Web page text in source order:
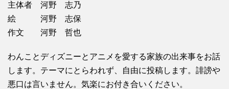
主体者 河野 志乃
絵 河野 志保
作文 河野 哲也
わんことディズニーとアニメを愛する家族の出来事をお話
します。テーマにとらわれず、自由に投稿します。誹謗や
悪口は言いません。気楽にお付き合いください。